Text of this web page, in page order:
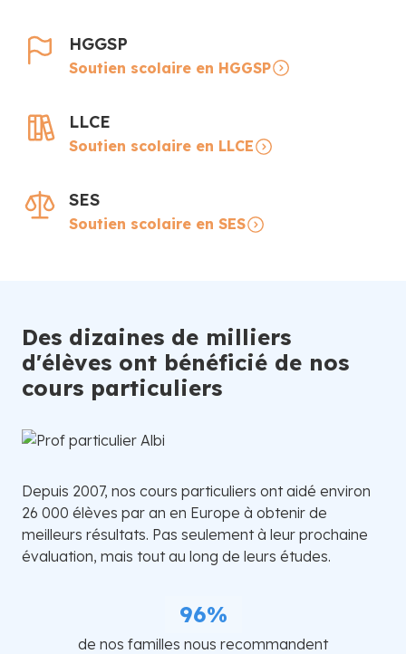
HGGSP
Soutien scolaire en HGGSP
LLCE
Soutien scolaire en LLCE
SES
Soutien scolaire en SES
Des dizaines de milliers
d'élèves ont bénéficié de nos
cours particuliers
Depuis 2007, nos cours particuliers ont aidé environ
26 000 élèves par an en Europe à obtenir de
meilleurs résultats. Pas seulement à leur prochaine
évaluation, mais tout au long de leurs études.
96%
de nos familles nous recommandent